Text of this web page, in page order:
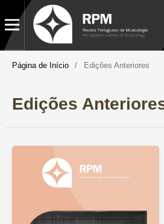
Página de Início / Edições Anteriores
Edições